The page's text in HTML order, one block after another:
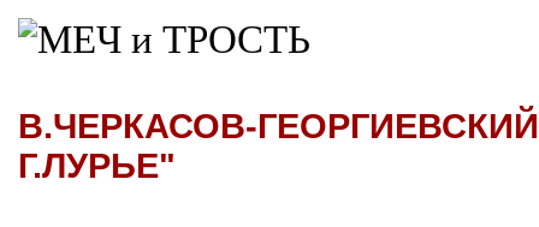
В.ЧЕРКАСОВ-
Г.ЛУРЬЕ"